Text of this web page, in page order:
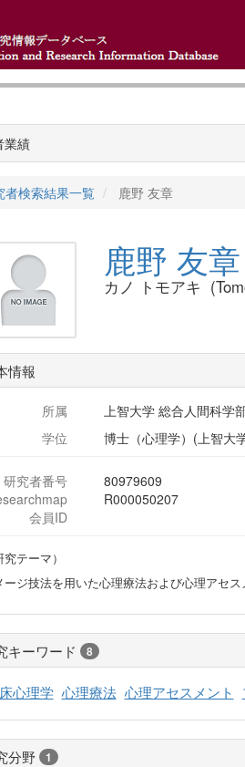
業績
者検索結果一覧 鹿野 友章
鹿野 友章
カノ トモアキ
情報
所属
上智大学 総合人間科学
学位
博士（心理学）(上智大
研究者番号 80979609
会員ID
R000050207
テーマ）
ージ技法を用いた心理療法および心理アセ
キーワード 8
心理学 心理療法 心理アセスメント
分野 1